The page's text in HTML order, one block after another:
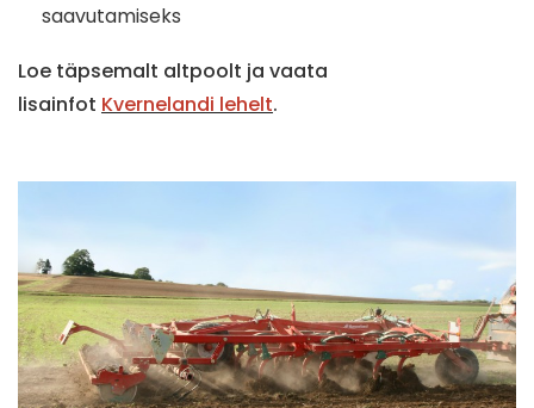
saavutamiseks
Loe täpsemalt altpoolt ja vaata
lisainfot Kvernelandi lehelt.